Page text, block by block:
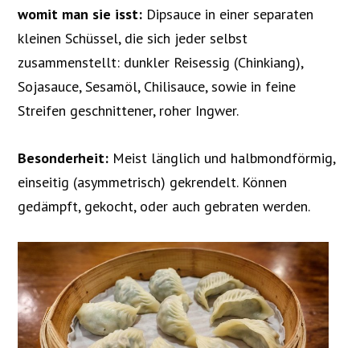
womit man sie isst: Dipsauce in einer separaten
kleinen Schüssel, die sich jeder selbst
zusammenstellt: dunkler Reisessig (Chinkiang),
Sojasauce, Sesamöl, Chilisauce, sowie in feine
Streifen geschnittener, roher Ingwer.
Besonderheit: Meist länglich und halbmondförmig,
einseitig (asymmetrisch) gekrendelt. Können
gedämpft, gekocht, oder auch gebraten werden.